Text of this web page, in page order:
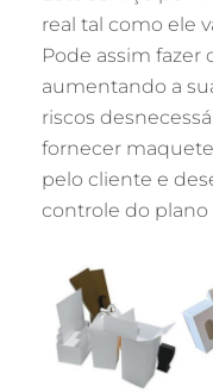
real tal como ele
Pode assim fazer
aumentando a
riscos
fornecer
pelo cliente e
controle do plano